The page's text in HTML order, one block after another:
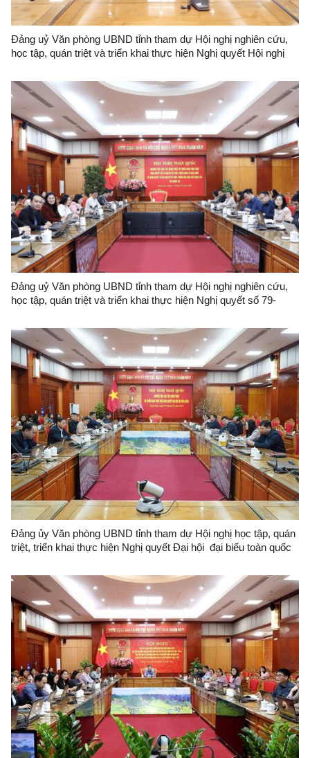
Đảng uỷ Văn phòng UBND tỉnh tham dự Hội nghị nghiên cứu,
học tập, quán triệt và triển khai thực hiện Nghị quyết Hội nghị
Đảng uỷ Văn phòng UBND tỉnh tham dự Hội nghị nghiên cứu,
học tập, quán triệt và triển khai thực hiện Nghị quyết số 79-
Đảng ủy Văn phòng UBND tỉnh tham dự Hội nghị học tập, quán
triệt, triển khai thực hiện Nghị quyết Đại hội đại biểu toàn quốc